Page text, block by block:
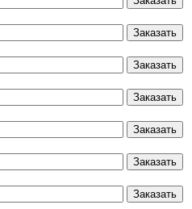
Заказать
Заказать
Заказать
Заказать
Заказать
Заказать